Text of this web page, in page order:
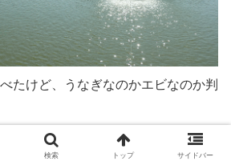
たけど、うなぎなのかエビなのか判
の14時14分に到着した。ホームの
検索 トップ サイドバー